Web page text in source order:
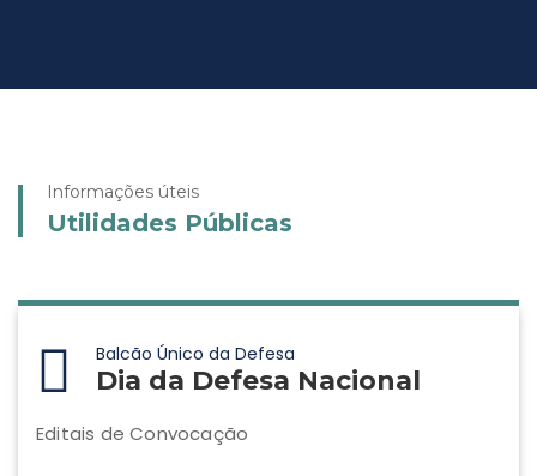
Informações úteis
Utilidades Públicas
Balcão Único da Defesa
Dia da Defesa Nacional
Editais de Convocação